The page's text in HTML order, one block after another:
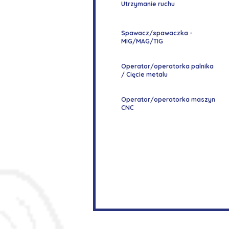
Utrzymanie ruchu
Spawacz/spawaczka -
MIG/MAG/TIG
Operator/operatorka palnika
/ Cięcie metalu
Operator/operatorka maszyn
CNC